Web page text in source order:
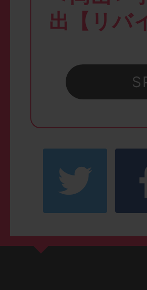
出【リバ